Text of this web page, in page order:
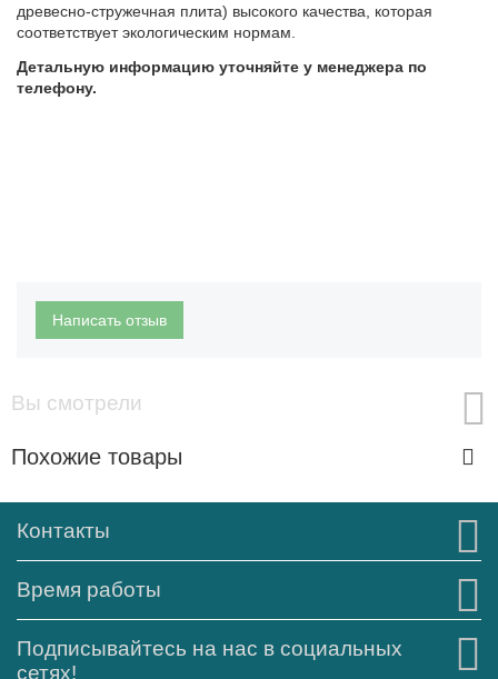
древесно-стружечная плита) высокого качества, которая
соответствует экологическим нормам.
Детальную информацию уточняйте у менеджера по
телефону.
Написать отзыв
Вы смотрели
Похожие товары
Контакты
Время работы
Подписывайтесь на нас в социальных
сетях!